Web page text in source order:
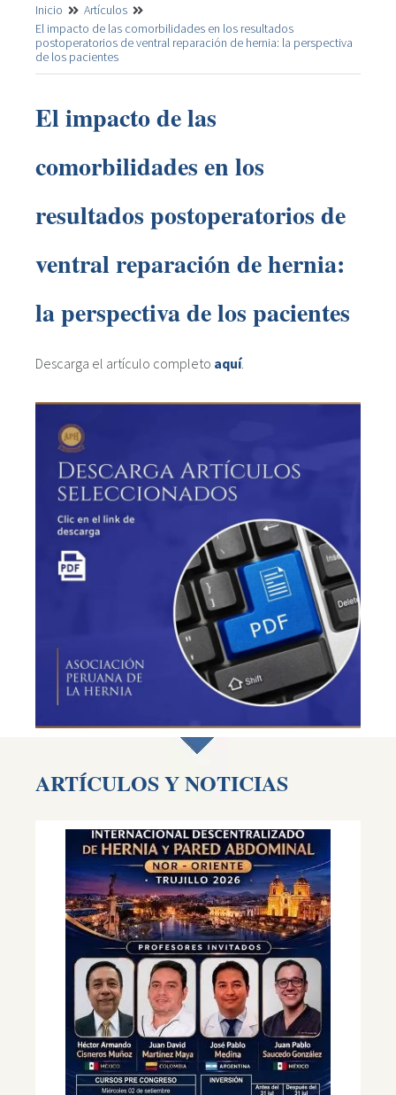
Inicio
Artículos
El impacto de las comorbilidades en los resultados
postoperatorios de ventral reparación de hernia: la perspectiva
de los pacientes
El impacto de las
comorbilidades en los
resultados postoperatorios de
ventral reparación de hernia:
la perspectiva de los pacientes
Descarga el artículo completo aquí.
ARTÍCULOS Y NOTICIAS